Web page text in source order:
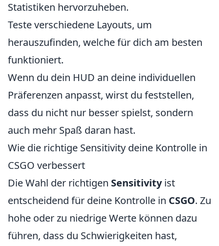
Statistiken hervorzuheben.
Teste verschiedene Layouts, um
herauszufinden, welche für dich am besten
funktioniert.
Wenn du dein HUD an deine individuellen
Präferenzen anpasst, wirst du feststellen,
dass du nicht nur besser spielst, sondern
auch mehr Spaß daran hast.
Wie die richtige Sensitivity deine Kontrolle in
CSGO verbessert
Die Wahl der richtigen Sensitivityist
entscheidend für deine Kontrolle in CSGO. Zu
hohe oder zu niedrige Werte können dazu
führen, dass du Schwierigkeiten hast,